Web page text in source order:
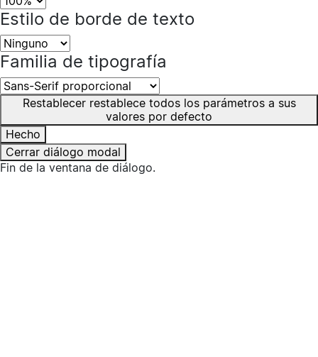
Estilo de borde de texto
Familia de tipografía
Restablecerrestablece todos los parámetros a sus
valores por defecto
Hecho
Cerrar diálogo modal
Fin de la ventana de diálogo.